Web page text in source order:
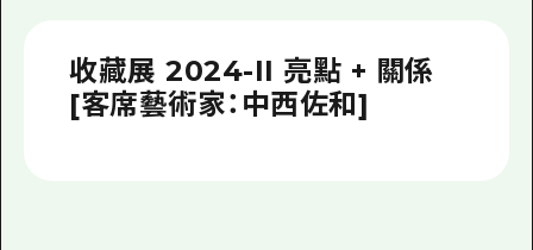
常見問題
收藏展 2024-II 亮點 + 關係
[客席藝術家：中西佐和]